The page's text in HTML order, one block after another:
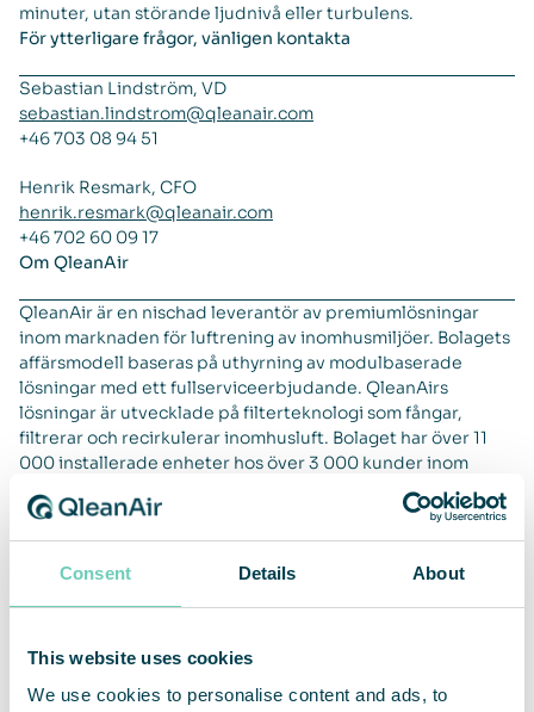
Consent Details About
This website uses cookies
We use cookies to personalise content and ads, to
minuter, utan störande ljudnivå eller turbulens.
För ytterligare frågor, vänligen kontakta
Sebastian Lindström, VD
sebastian.lindstrom@qleanair.com
+46 703 08 94 51
Henrik Resmark, CFO
henrik.resmark@qleanair.com
+46 702 60 09 17
Om QleanAir
QleanAir är en nischad leverantör av premiumlösningar
inom marknaden för luftrening av inomhusmiljöer. Bolagets
affärsmodell baseras på uthyrning av modulbaserade
lösningar med ett fullserviceerbjudande. QleanAirs
lösningar är utvecklade på filterteknologi som fångar,
filtrerar och recirkulerar inomhusluft. Bolaget har över 11
000 installerade enheter hos över 3 000 kunder inom
marknaderna för EMEA, APAC och Americas. För helåret
2021 hade QleanAir en nettoomsättning om 450 Mkr och
justerad rörelsemarginal uppgick till 18,5 procent. QleanAir
har sitt huvudkontor i Solna i Sverige och aktien handlas på
QAIR. FNCA Sweden är Certified Adviser 08-528 00 399.